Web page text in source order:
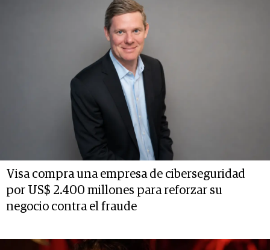
Visa compra una empresa de ciberseguridad
por US$ 2.400 millones para reforzar su
negocio contra el fraude